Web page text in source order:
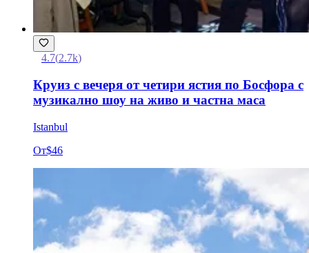
4.7(2.7k)
Круиз с вечеря от четири ястия по Босфора с
музикално шоу на живо и частна маса
Istanbul
От$46